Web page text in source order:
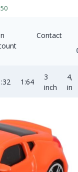
Contact
1:64
3
inch
4,5